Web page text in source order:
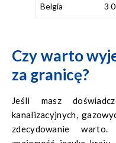
Belgia 3
Czy warto
za granicę?
Jeśli masz
kanalizacyjnych,
zdecydowanie